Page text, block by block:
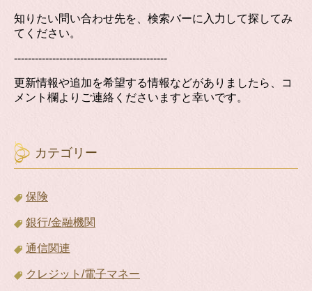
知りたい問い合わせ先を、検索バーに入力して探してみ
てください。
--------------------------------------------
更新情報や追加を希望する情報などがありましたら、コ
メント欄よりご連絡くださいますと幸いです。
カテゴリー
保険
銀行/金融機関
通信関連
クレジット/電子マネー